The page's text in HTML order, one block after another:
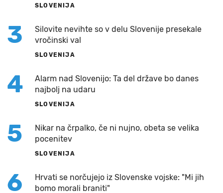
SLOVENIJA
3
Silovite nevihte so v delu Slovenije presekale
vročinski val
SLOVENIJA
4
Alarm nad Slovenijo: Ta del države bo danes
najbolj na udaru
SLOVENIJA
5
Nikar na črpalko, če ni nujno, obeta se velika
pocenitev
SLOVENIJA
6
Hrvati se norčujejo iz Slovenske vojske: "Mi jih
bomo morali braniti"